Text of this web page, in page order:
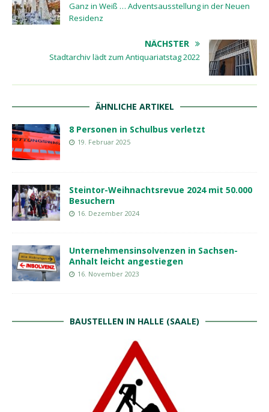
Ganz in Weiß … Adventsausstellung in der Neuen
Residenz
NÄCHSTER
Stadtarchiv lädt zum Antiquariatstag 2022
ÄHNLICHE ARTIKEL
8 Personen in Schulbus verletzt
19. Februar 2025
Steintor-Weihnachtsrevue 2024 mit 50.000
Besuchern
16. Dezember 2024
Unternehmensinsolvenzen in Sachsen-
Anhalt leicht angestiegen
16. November 2023
BAUSTELLEN IN HALLE (SAALE)